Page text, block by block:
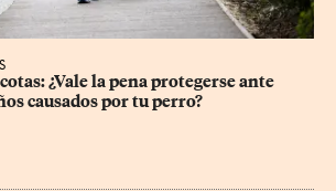
¿Vale la pena protegerse ante
causados por tu perro?